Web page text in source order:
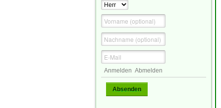
Anmelden Abmelden
Absenden